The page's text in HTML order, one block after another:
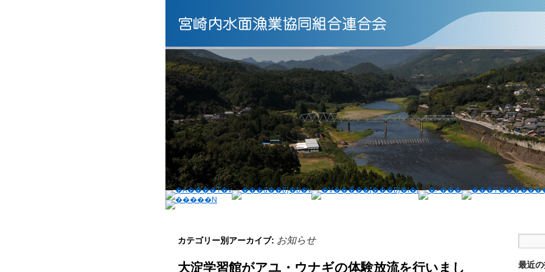
カテゴリー別アーカイブ: お知らせ
大淀学習館がアユ・ウナギの体験放流を行いまし 最近